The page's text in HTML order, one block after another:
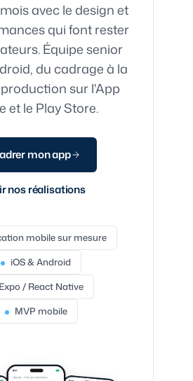
avec le design et
qui font rester
Équipe senior
du cadrage à la
sur l'App
et le Play Store.
mon app
nos réalisations
mobile sur mesure
iOS & Android
Expo / React Native
MVP mobile